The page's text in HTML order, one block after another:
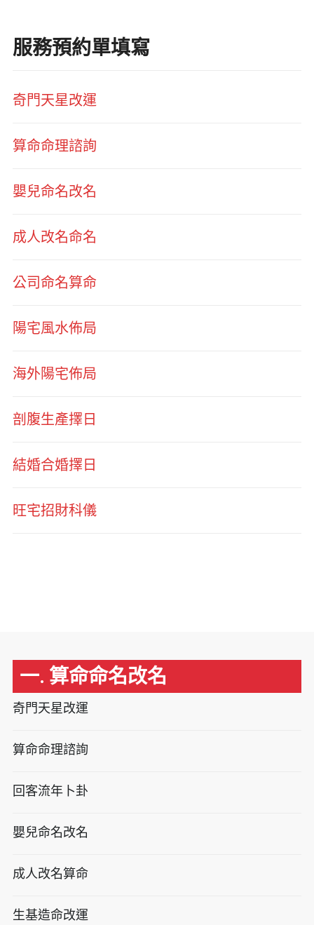
服務預約單填寫
奇門天星改運
算命命理諮詢
嬰兒命名改名
成人改名命名
公司命名算命
陽宅風水佈局
海外陽宅佈局
剖腹生產擇日
結婚合婚擇日
旺宅招財科儀
一. 算命命名改名
奇門天星改運
算命命理諮詢
回客流年卜卦
嬰兒命名改名
成人改名算命
生基造命改運